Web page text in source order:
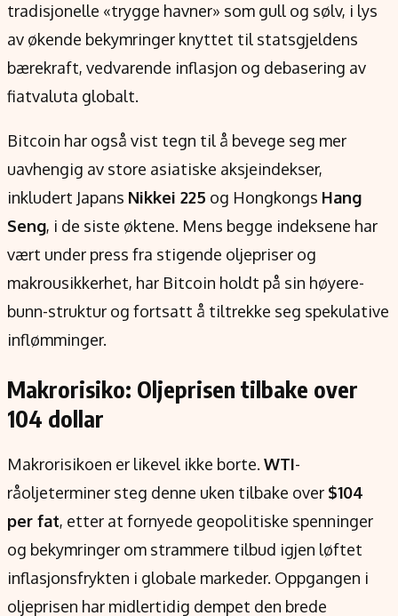
tradisjonelle «trygge havner» som gull og sølv, i lys
av økende bekymringer knyttet til statsgjeldens
bærekraft, vedvarende inflasjon og debasering av
fiatvaluta globalt.
Bitcoin har også vist tegn til å bevege seg mer
uavhengig av store asiatiske aksjeindekser,
inkludert Japans Nikkei 225 og Hongkongs Hang
Seng, i de siste øktene. Mens begge indeksene har
vært under press fra stigende oljepriser og
makrousikkerhet, har Bitcoin holdt på sin høyere-
bunn-struktur og fortsatt å tiltrekke seg spekulative
inflømminger.
Makrorisiko: Oljeprisen tilbake over
104 dollar
Makrorisikoen er likevel ikke borte. WTI-
råoljeterminer steg denne uken tilbake over $104
per fat, etter at fornyede geopolitiske spenninger
og bekymringer om strammere tilbud igjen løftet
inflasjonsfrykten i globale markeder. Oppgangen i
oljeprisen har midlertidig dempet den brede